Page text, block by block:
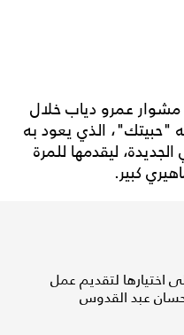
عمرو دياب خلال
"حبيتك"، الذي يعود به
ليقدمها للمرة
كبير.
اختيارها لتقديم عمل
عبد القدوس